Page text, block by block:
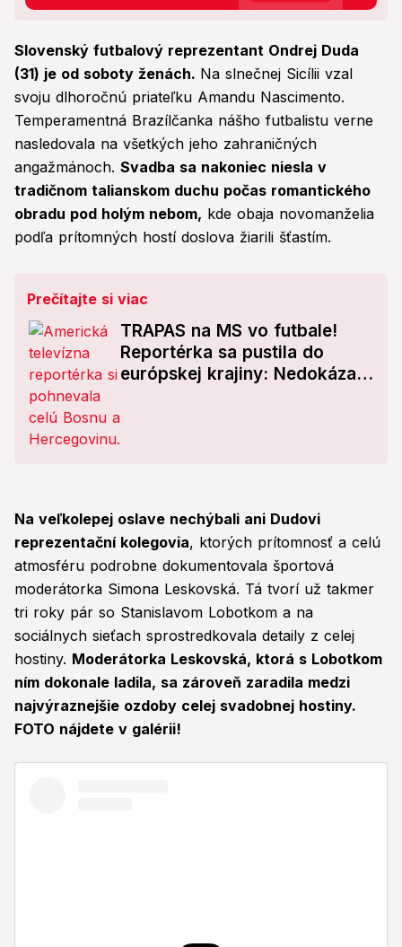
Slovenský futbalový reprezentant Ondrej Duda
(31) je od soboty ženách. Na slnečnej Sicílii vzal
svoju dlhoročnú priateľku Amandu Nascimento.
Temperamentná Brazílčanka nášho futbalistu verne
nasledovala na všetkých jeho zahraničných
angažmánoch. Svadba sa nakoniec niesla v
tradičnom talianskom duchu počas romantického
obradu pod holým nebom, kde obaja novomanželia
podľa prítomných hostí doslova žiarili šťastím.
Prečítajte si viac
TRAPAS na MS vo futbale!
Reportérka sa pustila do
európskej krajiny: Nedokázala
Na veľkolepej oslave nechýbali ani Dudovi
reprezentační kolegovia, ktorých prítomnosť a celú
atmosféru podrobne dokumentovala športová
moderátorka Simona Leskovská. Tá tvorí už takmer
tri roky pár so Stanislavom Lobotkom a na
sociálnych sieťach sprostredkovala detaily z celej
hostiny. Moderátorka Leskovská, ktorá s Lobotkom
ním dokonale ladila, sa zároveň zaradila medzi
najvýraznejšie ozdoby celej svadobnej hostiny.
FOTO nájdete v galérii!